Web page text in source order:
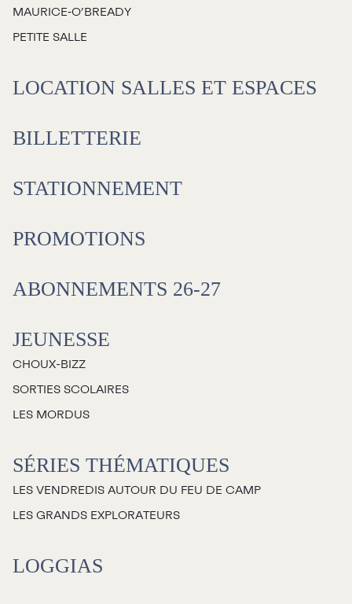
Les Mordus
Les vendredis autour du feu de
camp
Carte blanche
La FameUSe
espaces
Loggias
Stationnement
Nous joindre
Emplois
MAURICE‑O’BREADY
PETITE SALLE
LOCATION SALLES ET ESPACES
BILLETTERIE
STATIONNEMENT
PROMOTIONS
ABONNEMENTS 26-27
JEUNESSE
CHOUX-BIZZ
SORTIES SCOLAIRES
LES MORDUS
SÉRIES THÉMATIQUES
LES VENDREDIS AUTOUR DU FEU DE CAMP
LES GRANDS EXPLORATEURS
LOGGIAS